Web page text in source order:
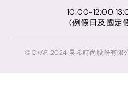
10:00-12:00
(例假日及國定
© D+AF. 2024 晨希時尚股份有限